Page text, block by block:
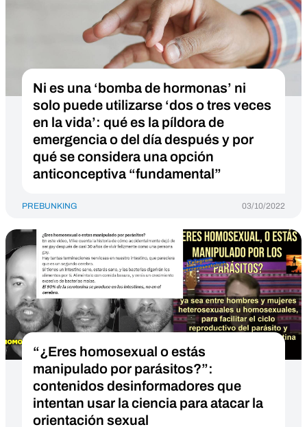
Ni es una ‘bomba de hormonas’ ni
solo puede utilizarse ‘dos o tres veces
en la vida’: qué es la píldora de
emergencia o del día después y por
qué se considera una opción
anticonceptiva “fundamental”
PREBUNKING 03/10/2022
“¿Eres homosexual o estás
manipulado por parásitos?”:
contenidos desinformadores que
intentan usar la ciencia para atacar la
orientación sexual